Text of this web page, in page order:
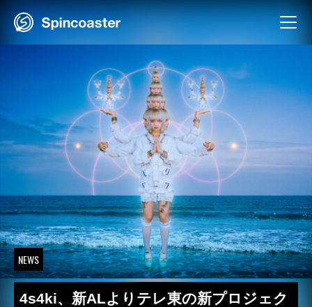
Skip
NEWS
4s4ki、新ALよりテレ東の新プロジェク